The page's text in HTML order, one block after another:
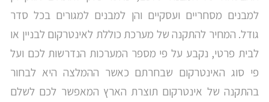
למבנים מסחריים ועסקיים והן למבנים למגורים בכל סדר
גודל. המחיר להתקנה של מערכת כוללת לאינטרקום לבניין או
לבית פרטי, נקבע על פי מספר המערכות הנדרשות לכם ועל
פי סוג האינטרקום שבחרתם כאשר ההמלצה היא לבחור
בהתקנה של אינטרקום תוצרת הארץ המאפשר לכם לשלם